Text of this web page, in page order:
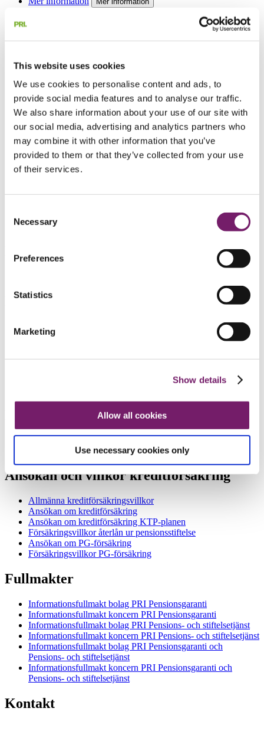
This website uses cookies
We use cookies to personalise content and ads, to
provide social media features and to analyse our traffic.
We also share information about your use of our site with
our social media, advertising and analytics partners who
may combine it with other information that you’ve
provided to them or that they’ve collected from your use
of their services.
Selection
Necessary
Preferences
Statistics
Marketing
Show details
Allow all cookies
Use necessary cookies only
2024
2022
2021
2020
Nyhetsmejl
Sifferfakta
Broschyrer och blanketter
Information för ombud BTP och FTP
Information för ombud ITP 2
Information till anställda
Broschyrer och blanketter
Broschyrer och blanketter
Blanketter
Avtal PRI Pensionsgarantis webbtjänst
Löneskatteschema 2026
Löneskatteschema 2025
ITP i egen regi - handbok
Handbook for ITP and the book reserve method
Ansökan och villkor kreditförsäkring
Allmänna kreditförsäkringsvillkor
Ansökan om kreditförsäkring
Ansökan om kreditförsäkring KTP-planen
Försäkringsvillkor återlån ur pensionsstiftelse
Ansökan om PG-försäkring
Försäkringsvillkor PG-försäkring
Fullmakter
Informationsfullmakt bolag PRI Pensionsgaranti
Informationsfullmakt koncern PRI Pensionsgaranti
Informationsfullmakt bolag PRI Pensions- och stiftelsetjänst
Informationsfullmakt koncern PRI Pensions- och stiftelsetjänst
Informationsfullmakt bolag PRI Pensionsgaranti och
Pensions- och stiftelsetjänst
Informationsfullmakt koncern PRI Pensionsgaranti och
Pensions- och stiftelsetjänst
Kontakt